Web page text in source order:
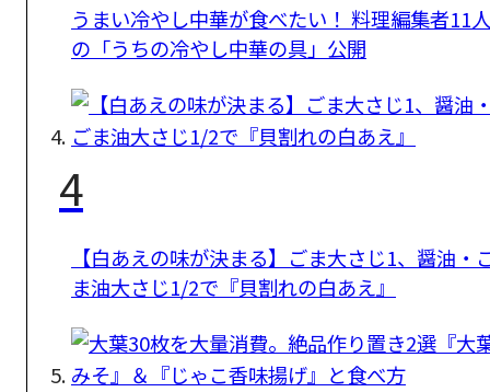
うまい冷やし中華が食べたい！ 料理編集者11人
の「うちの冷やし中華の具」公開
4
【白あえの味が決まる】ごま大さじ1、醤油・
ま油大さじ1/2で『貝割れの白あえ』